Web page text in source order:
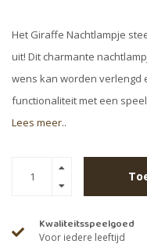
Het Giraffe Nachtlampje
uit! Dit charmante
wens kan worden verlengd
functionaliteit met een
Lees meer..
Kwaliteitsspeelgoed
Voor iedere leeftijd